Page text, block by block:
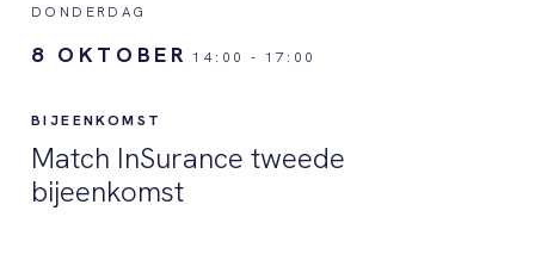
DONDERDAG
8 OKTOBER 14:00 - 17:00
BIJEENKOMST
Match InSurance tweede
bijeenkomst